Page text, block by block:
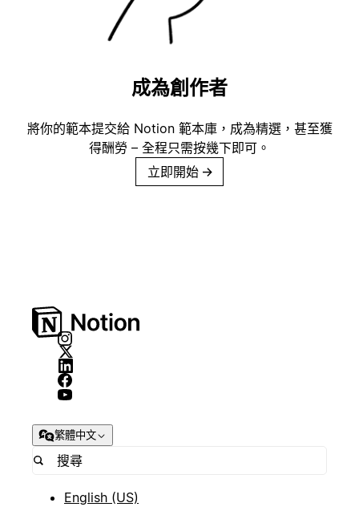
成為創作者
將你的範本提交給 Notion 範本庫，成為精選，甚至獲
得酬勞 – 全程只需按幾下即可。
立即開始 →
繁體中文
English (US)